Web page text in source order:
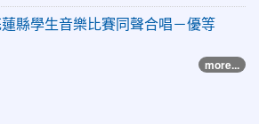
縣學生音樂比賽同聲合唱－優等
more...